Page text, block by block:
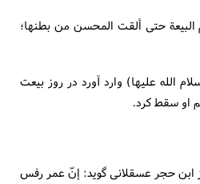
حتی ألقت المحسن من بطنها؛
الله علیها) وارد آورد در روز بیعت
او سقط كرد.
ابن حجر عسقلانی گوید: إنّ عمر رفس